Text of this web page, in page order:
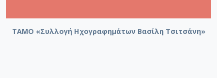
ΤΑΜΟ «Συλλογή Ηχογραφημάτων Βασίλη Τσιτσάνη»